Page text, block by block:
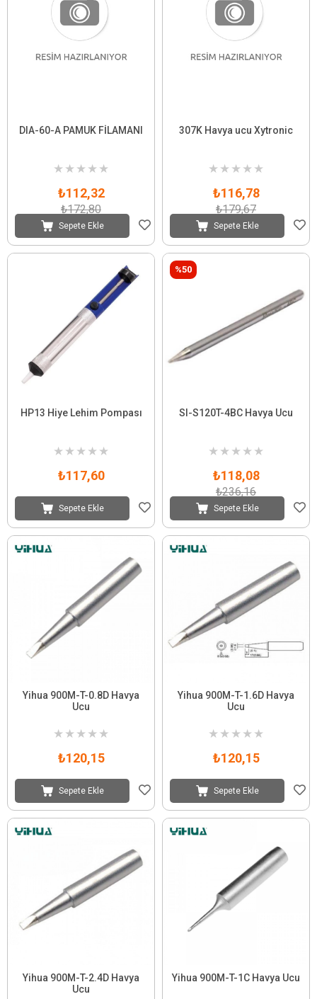
DIA-60-A PAMUK FİLAMANI
★ ★ ★ ★ ★
₺112,32
₺172,80
Sepete Ekle
307K Havya ucu Xytronic
★ ★ ★ ★ ★
₺116,78
₺179,67
Sepete Ekle
HP13 Hiye Lehim Pompası
★ ★ ★ ★ ★
₺117,60
Sepete Ekle
SI-S120T-4BC Havya Ucu
★ ★ ★ ★ ★
₺118,08
₺236,16
Sepete Ekle
%50
Yihua 900M-T-0.8D Havya
Ucu
★ ★ ★ ★ ★
₺120,15
Sepete Ekle
Yihua 900M-T-1.6D Havya
Ucu
★ ★ ★ ★ ★
₺120,15
Sepete Ekle
Yihua 900M-T-2.4D Havya
Ucu
Yihua 900M-T-1C Havya Ucu